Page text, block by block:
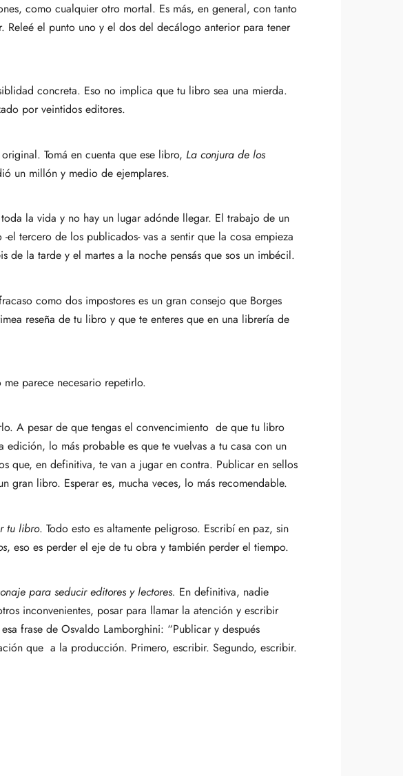
como cualquier otro mortal. Es más, en general, con tanto
Releé el punto uno y el dos del decálogo anterior para tener
concreta. Eso no implica que tu libro sea una mierda.
por veintidos editores.
Tomá en cuenta que ese libro, La conjura de los
un millón y medio de ejemplares.
la vida y no hay un lugar adónde llegar. El trabajo de un
tercero de los publicados- vas a sentir que la cosa empieza
de la tarde y el martes a la noche pensás que sos un imbécil.
como dos impostores es un gran consejo que Borges
reseña de tu libro y que te enteres que en una librería de
parece necesario repetirlo.
A pesar de que tengas el convencimiento de que tu libro
lo más probable es que te vuelvas a tu casa con un
que, en definitiva, te van a jugar en contra. Publicar en sellos
gran libro. Esperar es, mucha veces, lo más recomendable.
tu libro. Todo esto es altamente peligroso. Escribí en paz, sin
, eso es perder el eje de tu obra y también perder el tiempo.
para seducir editores y lectores. En definitiva, nadie
inconvenientes, posar para llamar la atención y escribir
frase de Osvaldo Lamborghini: “Publicar y después
que a la producción. Primero, escribir. Segundo, escribir.